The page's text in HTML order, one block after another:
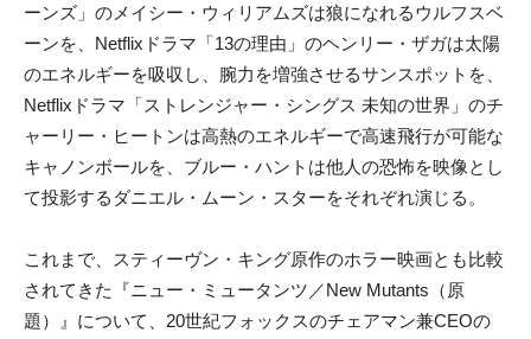
ーンズ」のメイシー・ウィリアムズは狼になれるウルフスベ
ーンを、Netflixドラマ「13の理由」のヘンリー・ザガは太陽
のエネルギーを吸収し、腕力を増強させるサンスポットを、
Netflixドラマ「ストレンジャー・シングス 未知の世界」のチ
ャーリー・ヒートンは高熱のエネルギーで高速飛行が可能な
キャノンボールを、ブルー・ハントは他人の恐怖を映像とし
て投影するダニエル・ムーン・スターをそれぞれ演じる。
これまで、スティーヴン・キング原作のホラー映画とも比較
されてきた『ニュー・ミュータンツ／New Mutants（原
題）』について、20世紀フォックスのチェアマン兼CEOの